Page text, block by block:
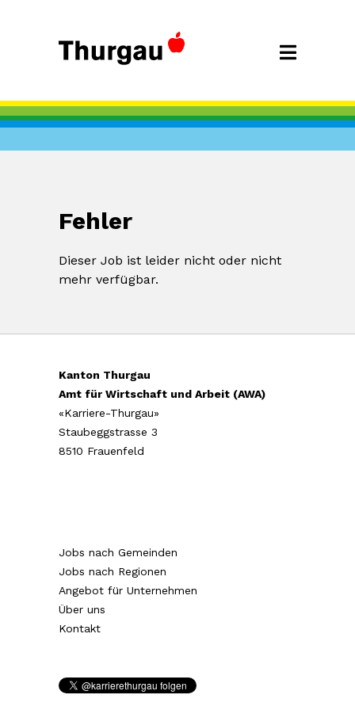
Fehler
Dieser Job ist leider nicht oder nicht
mehr verfügbar.
Kanton Thurgau
Amt für Wirtschaft und Arbeit (AWA)
«Karriere-Thurgau»
Staubeggstrasse 3
8510 Frauenfeld
Jobs nach Gemeinden
Jobs nach Regionen
Angebot für Unternehmen
Über uns
Kontakt